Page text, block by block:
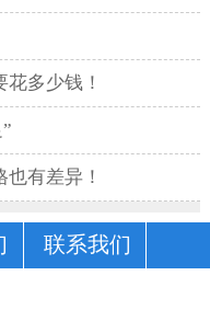
多少钱！
有差异！
联系我们